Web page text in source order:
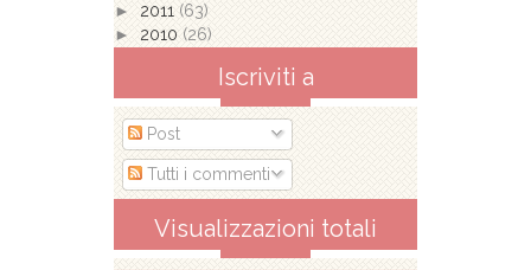
► 2011 (63)
► 2010 (26)
Iscriviti a
Post
Tutti i commenti
Visualizzazioni totali